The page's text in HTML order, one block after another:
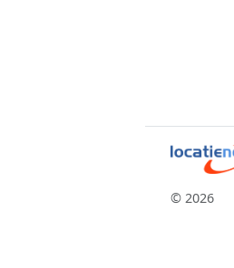
© 2026